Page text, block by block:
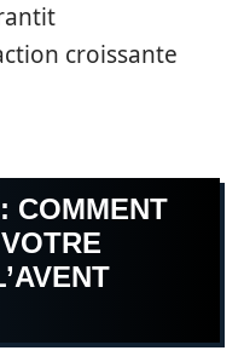
croissante
COMMENT